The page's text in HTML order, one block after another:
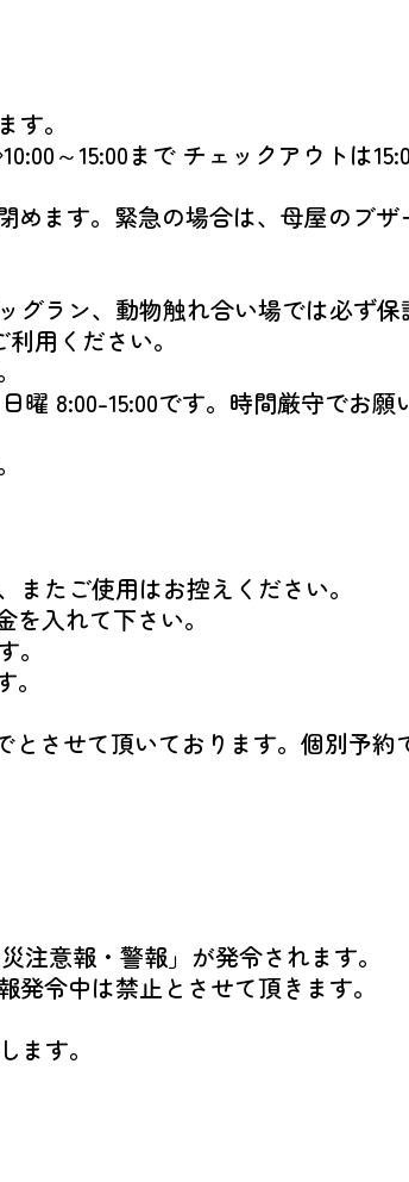
。
～15:00まで チェックアウトは
めます。緊急の場合は、母屋のブ
ラン、動物触れ合い場では必ず保
用ください。
8:00-15:00です。時間厳守でお願
たご使用はお控えください。
入れて下さい。
させて頂いております。個別予
注意報・警報」が発令されます。
令中は禁止とさせて頂きます。
す。